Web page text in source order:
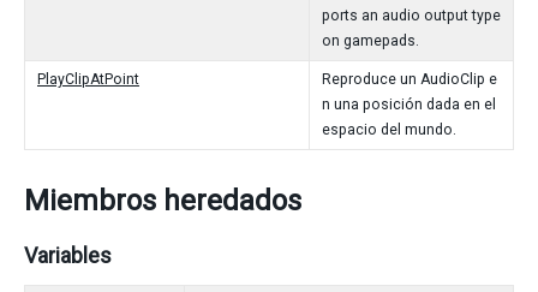
ports an audio output type
on gamepads.
PlayClipAtPoint
Reproduce un AudioClip e
n una posición dada en el
espacio del mundo.
Miembros heredados
Variables